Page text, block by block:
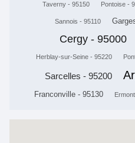
Taverny - 95150 Pontoise -
Sannois - 95110
Cergy - 95000
Herblay-sur-Seine - 95220
Sarcelles - 95200
Franconville - 95130